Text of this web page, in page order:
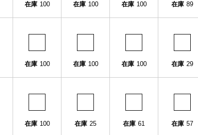
在庫 100 在庫 100 在庫 100 在庫 89
在庫 100 在庫 100 在庫 100 在庫 29
在庫 100 在庫 25 在庫 61 在庫 57